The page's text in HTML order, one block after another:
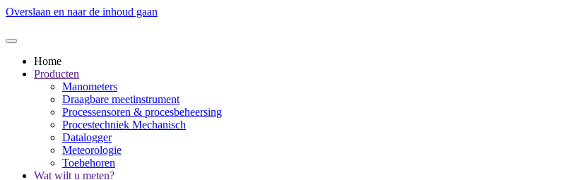
Overslaan en naar de inhoud gaan
Home
Producten
Manometers
Draagbare meetinstrument
Processensoren & procesbeheersing
Procestechniek Mechanisch
Datalogger
Meteorologie
Toebehoren
Wat wilt u meten?